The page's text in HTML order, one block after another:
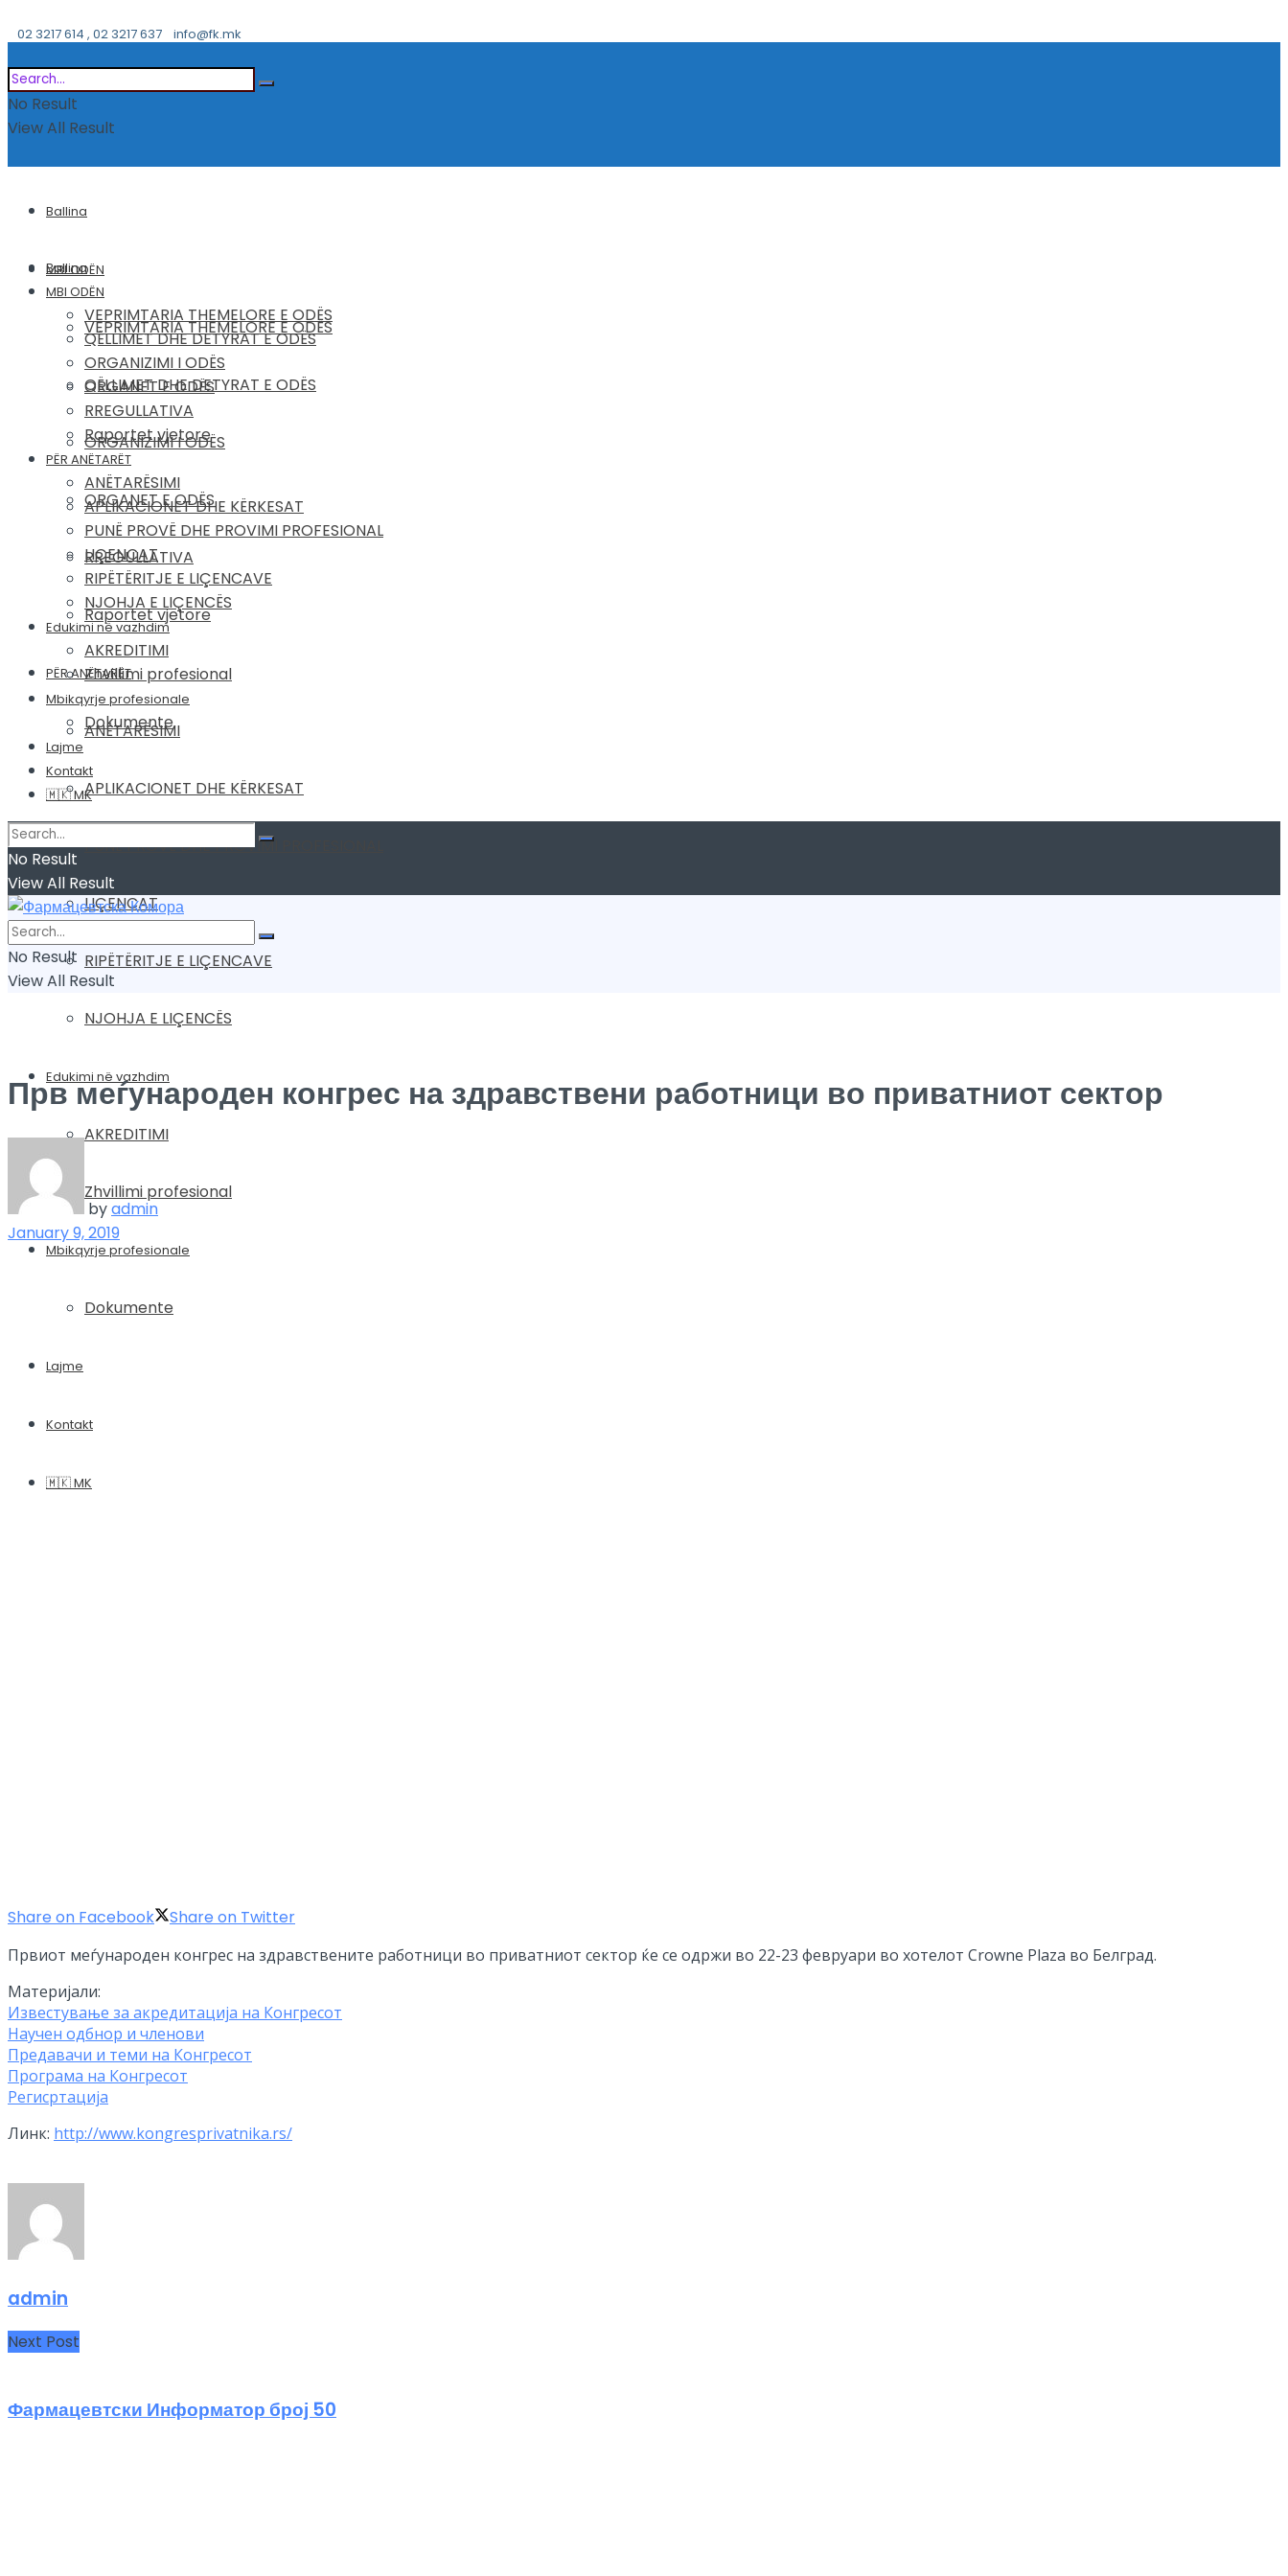
02 3217 614 , 02 3217 637 info@fk.mk
No Result
View All Result
Ballina
MBI ODËN
VEPRIMTARIA THEMELORE E ODËS
QËLLIMET DHE DETYRAT E ODËS
ORGANIZIMI I ODËS
ORGANET E ODËS
RREGULLATIVA
Raportet vjetore
PËR ANËTARËT
ANËTARËSIMI
APLIKACIONET DHE KËRKESAT
PUNË PROVË DHE PROVIMI PROFESIONAL
LIÇENCAT
RIPËTËRITJE E LIÇENCAVE
NJOHJA E LIÇENCËS
Edukimi në vazhdim
AKREDITIMI
Zhvillimi profesional
Mbikqyrje profesionale
Dokumente
Lajme
Kontakt
🇲🇰 MK
Ballina
MBI ODËN
VEPRIMTARIA THEMELORE E ODËS
QËLLIMET DHE DETYRAT E ODËS
ORGANIZIMI I ODËS
ORGANET E ODËS
RREGULLATIVA
Raportet vjetore
PËR ANËTARËT
ANËTARËSIMI
APLIKACIONET DHE KËRKESAT
PUNË PROVË DHE PROVIMI PROFESIONAL
LIÇENCAT
RIPËTËRITJE E LIÇENCAVE
NJOHJA E LIÇENCËS
Edukimi në vazhdim
AKREDITIMI
Zhvillimi profesional
Mbikqyrje profesionale
Dokumente
Lajme
Kontakt
🇲🇰 MK
No Result
View All Result
No Result
View All Result
Прв меѓународен конгрес на здравствени работници во приватниот сектор
byadmin
January 9, 2019
Share on Facebook Share on Twitter
Првиот меѓународен конгрес на здравствените работници во приватниот сектор ќе се одржи во 22-23 февруари во хотелот Crowne Plaza во Белград.
Материјали:
Известување за акредитација на Конгресот
Научен одбнор и членови
Предавачи и теми на Конгресот
Програма на Конгресот
Регисртација
Линк: http://www.kongresprivatnika.rs/
admin
Next Post
Фармацевтски Информатор број 50